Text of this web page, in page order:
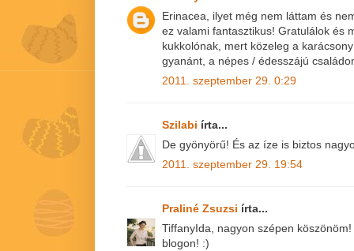
Erinacea, ilyet még nem láttam és
ez valami fantasztikus! Gratulálok és
kukkolónak, mert közeleg a
gyanánt, a népes / édesszájú
2011. szeptember 29. 0:29
Szilabi írta...
De gyönyörű! És az íze is biztos
2011. szeptember 29. 19:54
Praliné Zsuzsi írta...
TiffanyIda, nagyon szépen
blogon! :)